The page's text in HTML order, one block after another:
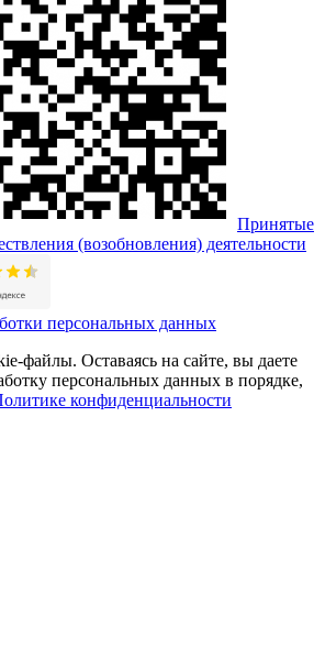
Принятые
(возобновления) деятельности
персональных данных
файлы. Оставаясь на сайте, вы даете
персональных данных в порядке,
конфиденциальности